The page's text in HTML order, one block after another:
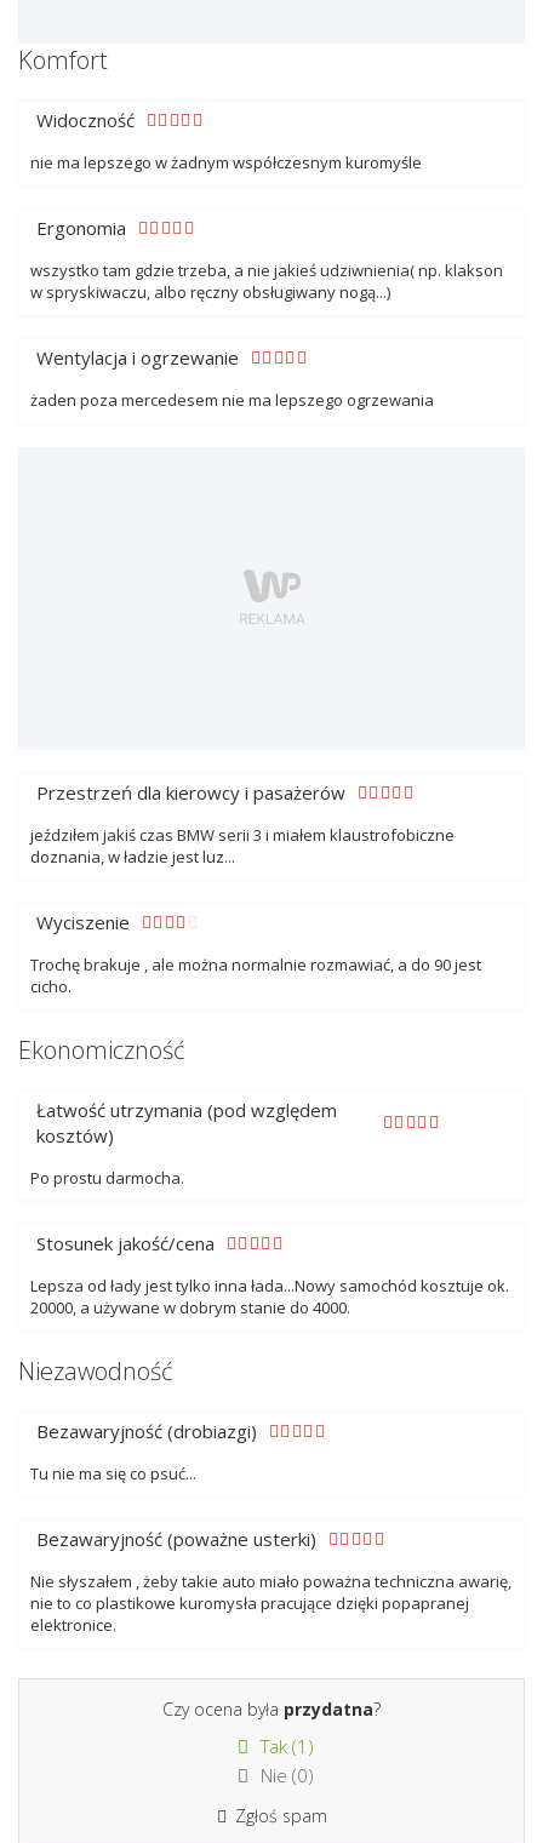
Komfort
Widoczność
nie ma lepszego w żadnym współczesnym kuromyśle
Ergonomia
wszystko tam gdzie trzeba, a nie jakieś udziwnienia( np. klakson
w spryskiwaczu, albo ręczny obsługiwany nogą...)
Wentylacja i ogrzewanie
żaden poza mercedesem nie ma lepszego ogrzewania
Przestrzeń dla kierowcy i pasażerów
jeździłem jakiś czas BMW serii 3 i miałem klaustrofobiczne
doznania, w ładzie jest luz...
Wyciszenie
Trochę brakuje , ale można normalnie rozmawiać, a do 90 jest
cicho.
Ekonomiczność
Łatwość utrzymania (pod względem
kosztów)
Po prostu darmocha.
Stosunek jakość/cena
Lepsza od łady jest tylko inna łada...Nowy samochód kosztuje ok.
20000, a używane w dobrym stanie do 4000.
Niezawodność
Bezawaryjność (drobiazgi)
Tu nie ma się co psuć...
Bezawaryjność (poważne usterki)
Nie słyszałem , żeby takie auto miało poważna techniczna awarię,
nie to co plastikowe kuromysła pracujące dzięki popapranej
elektronice.
Czy ocena była przydatna?
Tak (1 )
Nie (0)
Zgłoś spam